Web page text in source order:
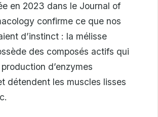
en 2023 dans le Journal of
confirme ce que nos
d’instinct : la mélisse
des composés actifs qui
d’enzymes
détendent les muscles lisses